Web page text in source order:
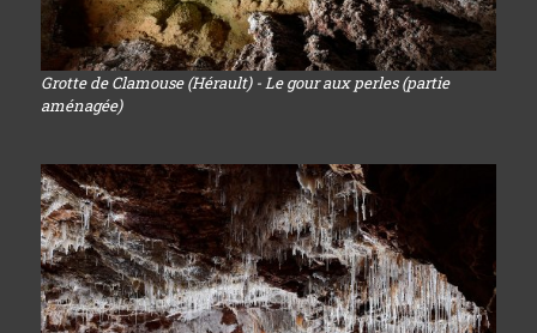
Grotte de Clamouse (Hérault) - Le gour aux perles (partie
aménagée)